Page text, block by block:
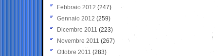
Febbraio 2012 (247)
Gennaio 2012 (259)
Dicembre 2011 (223)
Novembre 2011 (267)
Ottobre 2011 (283)